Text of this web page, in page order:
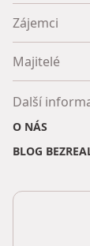
Zájemci
Majitelé
Další
O NÁS
BLOG